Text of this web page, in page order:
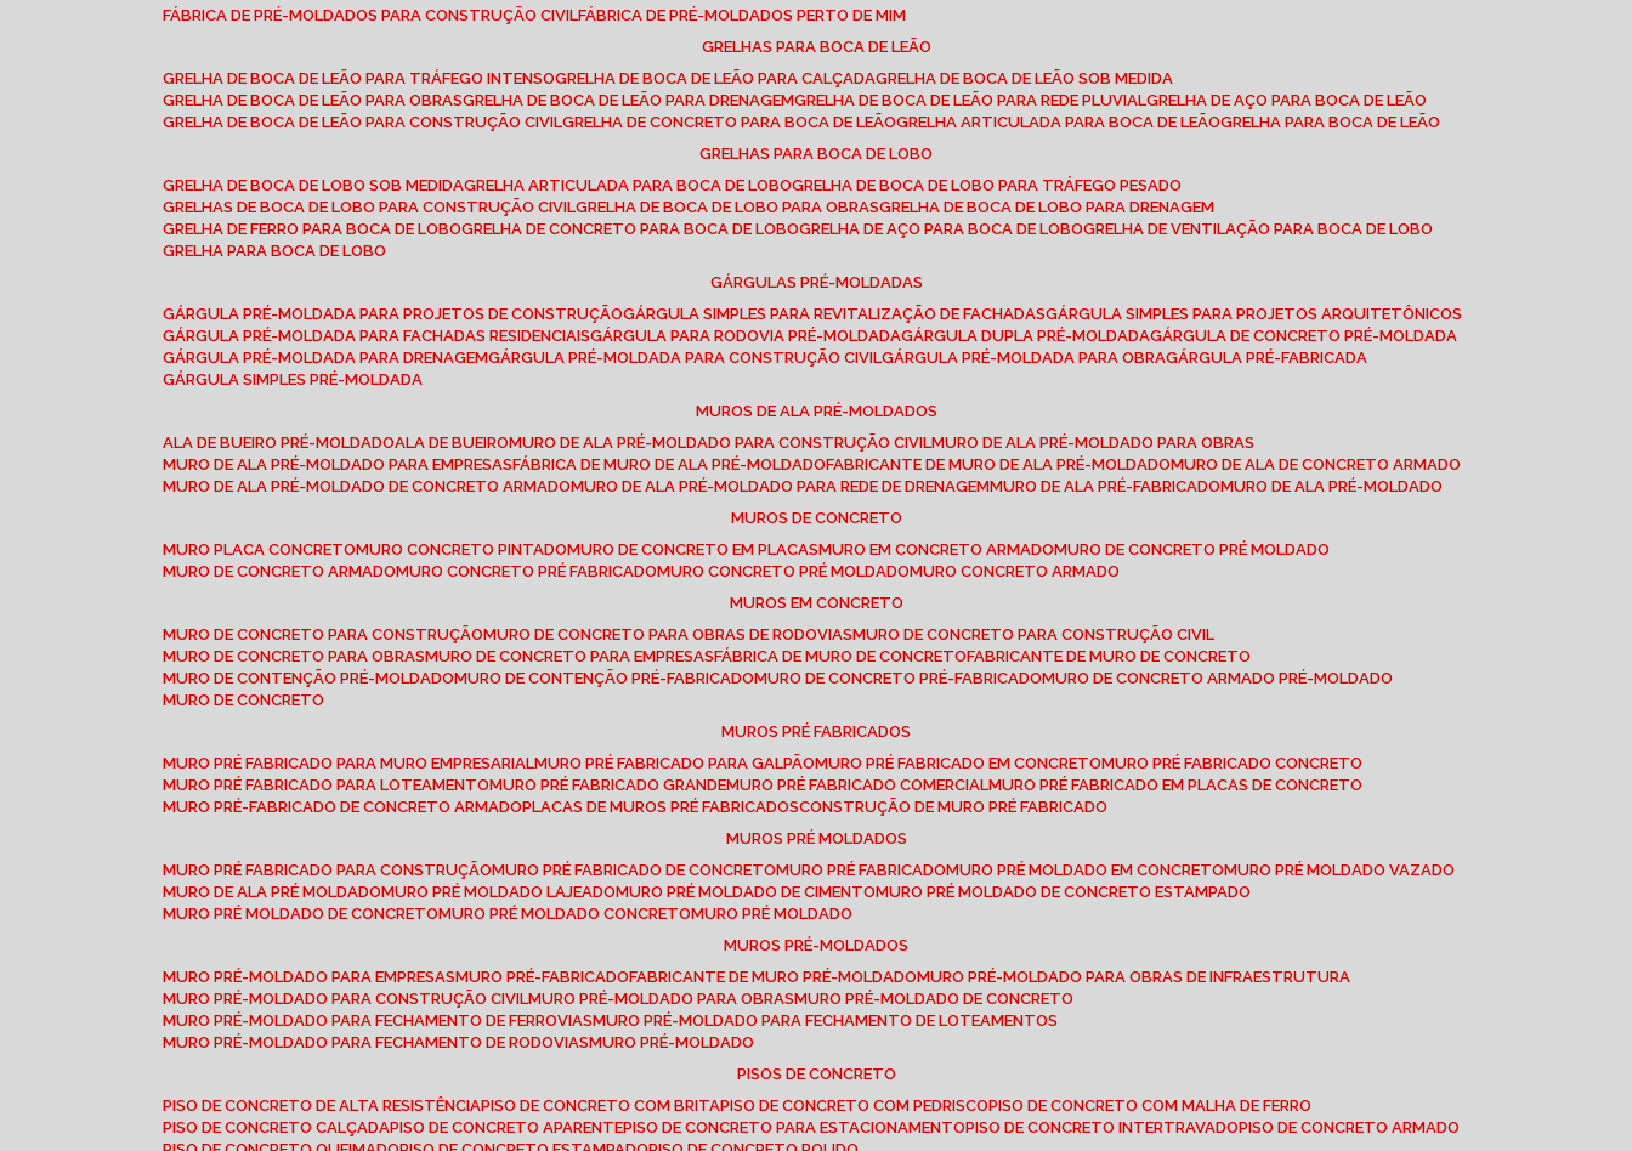
FÁBRICA DE PRÉ-MOLDADOS PARA CONSTRUÇÃO CIVIL FÁBRICA DE PRÉ-MOLDADOS PERTO DE MIM
GRELHAS PARA BOCA DE LEÃO
GRELHA DE BOCA DE LEÃO PARA TRÁFEGO INTENSO
GRELHA DE BOCA DE LEÃO PARA CALÇADA
GRELHA DE BOCA DE LEÃO SOB MEDIDA
GRELHA DE BOCA DE LEÃO PARA OBRAS
GRELHA DE BOCA DE LEÃO PARA DRENAGEM GRELHA DE BOCA DE LEÃO PARA REDE PLUVIAL
GRELHA DE AÇO PARA BOCA DE LEÃO
GRELHA DE BOCA DE LEÃO PARA CONSTRUÇÃO CIVIL
GRELHA DE CONCRETO PARA BOCA DE LEÃO GRELHA ARTICULADA PARA BOCA DE LEÃO
GRELHA PARA BOCA DE LEÃO
GRELHAS PARA BOCA DE LOBO
GRELHA DE BOCA DE LOBO SOB MEDIDA
GRELHA ARTICULADA PARA BOCA DE LOBO
GRELHA DE BOCA DE LOBO PARA TRÁFEGO PESADO
GRELHAS DE BOCA DE LOBO PARA CONSTRUÇÃO CIVIL
GRELHA DE BOCA DE LOBO PARA OBRAS
GRELHA DE BOCA DE LOBO PARA DRENAGEM
GRELHA DE FERRO PARA BOCA DE LOBO
GRELHA DE CONCRETO PARA BOCA DE LOBO GRELHA DE AÇO PARA BOCA DE LOBO
GRELHA DE VENTILAÇÃO PARA BOCA DE LOBO
GRELHA PARA BOCA DE LOBO
GÁRGULAS PRÉ-MOLDADAS
GÁRGULA PRÉ-MOLDADA PARA PROJETOS DE CONSTRUÇÃO
GÁRGULA SIMPLES PARA REVITALIZAÇÃO DE FACHADAS
GÁRGULA SIMPLES PARA PROJETOS ARQUITETÔNICOS
GÁRGULA PRÉ-MOLDADA PARA FACHADAS RESIDENCIAIS
GÁRGULA PARA RODOVIA PRÉ-MOLDADA GÁRGULA DUPLA PRÉ-MOLDADA
GÁRGULA DE CONCRETO PRÉ-MOLDADA
GÁRGULA PRÉ-MOLDADA PARA DRENAGEM
GÁRGULA PRÉ-MOLDADA PARA CONSTRUÇÃO CIVIL GÁRGULA PRÉ-MOLDADA PARA OBRA
GÁRGULA PRÉ-FABRICADA
GÁRGULA SIMPLES PRÉ-MOLDADA
MUROS DE ALA PRÉ-MOLDADOS
ALA DE BUEIRO PRÉ-MOLDADO ALA DE BUEIRO MURO DE ALA PRÉ-MOLDADO PARA CONSTRUÇÃO CIVIL
MURO DE ALA PRÉ-MOLDADO PARA OBRAS
MURO DE ALA PRÉ-MOLDADO PARA EMPRESAS FÁBRICA DE MURO DE ALA PRÉ-MOLDADO FABRICANTE DE MURO DE ALA PRÉ-MOLDADO
MURO DE ALA DE CONCRETO ARMADO
MURO DE ALA PRÉ-MOLDADO DE CONCRETO ARMADO
MURO DE ALA PRÉ-MOLDADO PARA REDE DE DRENAGEM MURO DE ALA PRÉ-FABRICADO
MURO DE ALA PRÉ-MOLDADO
MUROS DE CONCRETO
MURO PLACA CONCRETO
MURO CONCRETO PINTADO MURO DE CONCRETO EM PLACAS MURO EM CONCRETO ARMADO
MURO DE CONCRETO PRÉ MOLDADO
MURO DE CONCRETO ARMADO
MURO CONCRETO PRÉ FABRICADO MURO CONCRETO PRÉ MOLDADO
MURO CONCRETO ARMADO
MUROS EM CONCRETO
MURO DE CONCRETO PARA CONSTRUÇÃO
MURO DE CONCRETO PARA OBRAS DE RODOVIAS
MURO DE CONCRETO PARA CONSTRUÇÃO CIVIL
MURO DE CONCRETO PARA OBRAS
MURO DE CONCRETO PARA EMPRESAS FÁBRICA DE MURO DE CONCRETO FABRICANTE DE MURO DE CONCRETO
MURO DE CONTENÇÃO PRÉ-MOLDADO
MURO DE CONTENÇÃO PRÉ-FABRICADO MURO DE CONCRETO PRÉ-FABRICADO
MURO DE CONCRETO ARMADO PRÉ-MOLDADO
MURO DE CONCRETO
MUROS PRÉ FABRICADOS
MURO PRÉ FABRICADO PARA MURO EMPRESARIAL
MURO PRÉ FABRICADO PARA GALPÃO MURO PRÉ FABRICADO EM CONCRETO
MURO PRÉ FABRICADO CONCRETO
MURO PRÉ FABRICADO PARA LOTEAMENTO
MURO PRÉ FABRICADO GRANDE MURO PRÉ FABRICADO COMERCIAL
MURO PRÉ FABRICADO EM PLACAS DE CONCRETO
MURO PRÉ-FABRICADO DE CONCRETO ARMADO PLACAS DE MUROS PRÉ FABRICADOS CONSTRUÇÃO DE MURO PRÉ FABRICADO
MUROS PRÉ MOLDADOS
MURO PRÉ FABRICADO PARA CONSTRUÇÃO
MURO PRÉ FABRICADO DE CONCRETO MURO PRÉ FABRICADO MURO PRÉ MOLDADO EM CONCRETO
MURO PRÉ MOLDADO VAZADO
MURO DE ALA PRÉ MOLDADO
MURO PRÉ MOLDADO LAJEADO MURO PRÉ MOLDADO DE CIMENTO
MURO PRÉ MOLDADO DE CONCRETO ESTAMPADO
MURO PRÉ MOLDADO DE CONCRETO
MURO PRÉ MOLDADO CONCRETO
MURO PRÉ MOLDADO
MUROS PRÉ-MOLDADOS
MURO PRÉ-MOLDADO PARA EMPRESAS
MURO PRÉ-FABRICADO FABRICANTE DE MURO PRÉ-MOLDADO
MURO PRÉ-MOLDADO PARA OBRAS DE INFRAESTRUTURA
MURO PRÉ-MOLDADO PARA CONSTRUÇÃO CIVIL
MURO PRÉ-MOLDADO PARA OBRAS
MURO PRÉ-MOLDADO DE CONCRETO
MURO PRÉ-MOLDADO PARA FECHAMENTO DE FERROVIAS
MURO PRÉ-MOLDADO PARA FECHAMENTO DE LOTEAMENTOS
MURO PRÉ-MOLDADO PARA FECHAMENTO DE RODOVIAS
MURO PRÉ-MOLDADO
PISOS DE CONCRETO
PISO DE CONCRETO DE ALTA RESISTÊNCIA PISO DE CONCRETO COM BRITA PISO DE CONCRETO COM PEDRISCO PISO DE CONCRETO COM MALHA DE FERRO
PISO DE CONCRETO CALÇADA PISO DE CONCRETO APARENTE PISO DE CONCRETO PARA ESTACIONAMENTO PISO DE CONCRETO INTERTRAVADO PISO DE CONCRETO ARMADO